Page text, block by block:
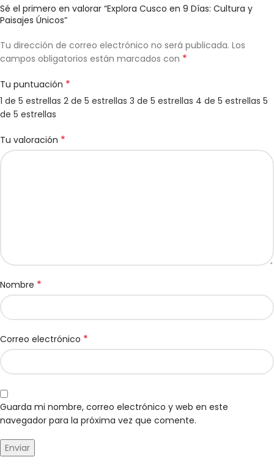
Sé el primero en valorar “Explora Cusco en 9 Días: Cultura y
Paisajes Únicos”
Tu dirección de correo electrónico no será publicada. Los
campos obligatorios están marcados con *
Tu puntuación *
1 de 5 estrellas 2 de 5 estrellas 3 de 5 estrellas 4 de 5 estrellas 5
de 5 estrellas
Tu valoración *
Nombre *
Correo electrónico *
Guarda mi nombre, correo electrónico y web en este
navegador para la próxima vez que comente.